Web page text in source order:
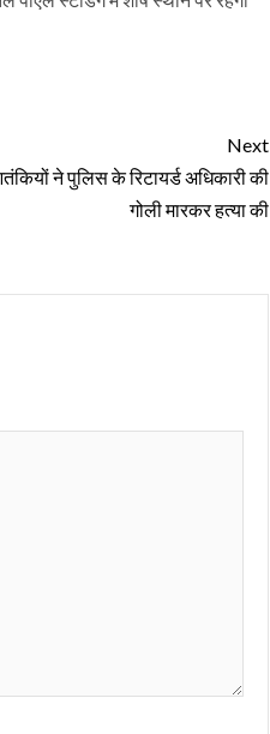
Next
ने पुलिस के रिटायर्ड अधिकारी की
गोली मारकर हत्या की